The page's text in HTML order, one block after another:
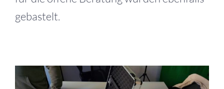
gebastelt.